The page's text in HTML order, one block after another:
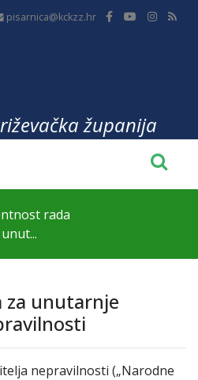
pisarnica@kckzz.hr
županija
rada
za unutarnje
nepravilnosti („Narodne